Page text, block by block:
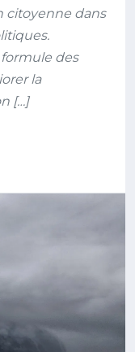
citoyenne dans
des
la
[…]